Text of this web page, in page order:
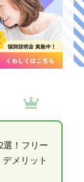
選！フリー
メリット